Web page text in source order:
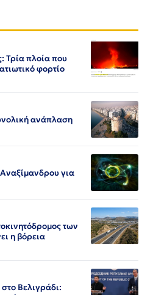
Τρία πλοία που
φορτίο
ανάπλαση
για
των
η βόρεια
Βελιγράδι: